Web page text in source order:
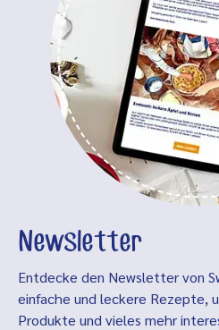
Newsletter
Entdecke den Newsletter von
einfache und leckere Rezepte,
Produkte und vieles mehr